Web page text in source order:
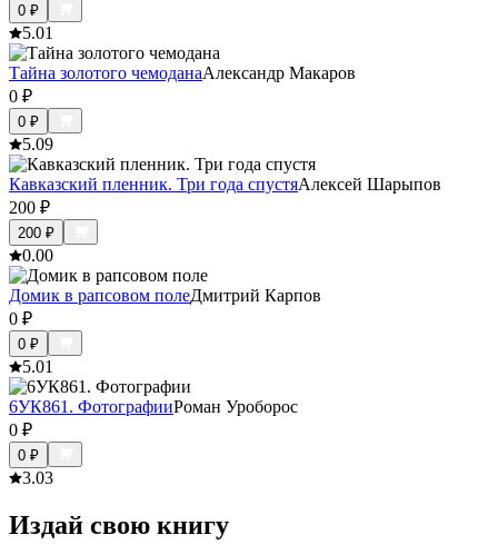
0 ₽
5.01
Тайна золотого чемоданаАлександр Макаров
0 ₽
0 ₽
5.09
Кавказский пленник. Три года спустяАлексей Шарыпов
200 ₽
200 ₽
0.00
Домик в рапсовом полеДмитрий Карпов
0 ₽
0 ₽
5.01
6УК861. ФотографииРоман Уроборос
0 ₽
0 ₽
3.03
Издай свою книгу